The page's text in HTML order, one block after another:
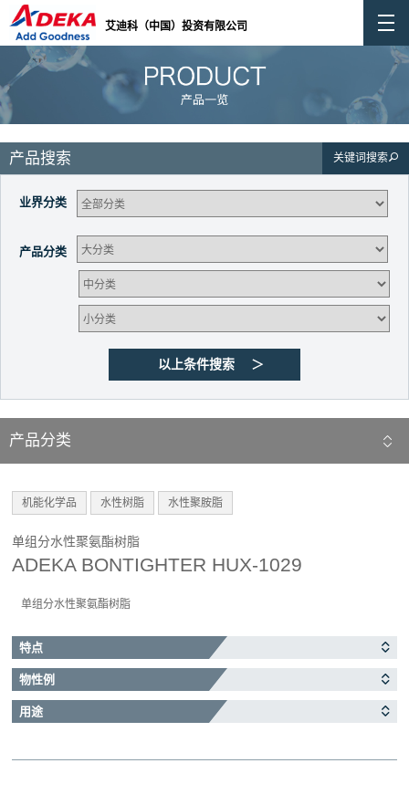
艾迪科（中国）投资有限公司
产品搜索 关键词搜索
业界分类
产品分类
产品分类
机能化学品 水性树脂 水性聚胺脂
单组分水性聚氨酯树脂
ADEKA BONTIGHTER HUX-1029
单组分水性聚氨酯树脂
特点
物性例
用途